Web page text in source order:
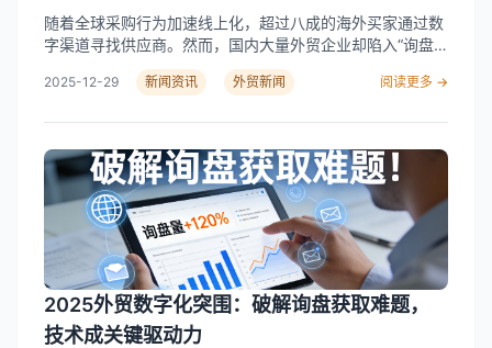
互交织，构成了企业数字化升级必须打通的“任督二脉”。 破
局关键：从“单点工具”到“全链路协同”的思维跃迁 破解上述
困局，关键在于改变思维方式——从采购零散的“单点工具”
转向构建前后贯通的“协同能力”。这要求解决方案必须同时
为基石，并能够通过AI算法进行深度挖掘。例如，企芯科技
所构建的系统整合了覆盖190多个国家的海关数据，通过机
器学习模型分析采购商行为，能有效筛选出高潜力的目标客
户，并将优质流量精准引导至企业的独立站或社媒页面，从
源头提升线索质量。 其次是 “无缝打通的协同中枢” 。优秀
的解决方案应能充当企业的“数据中台”，无缝连接独立站、
电商平台、社交媒体与内部CRM、ERP系统，实现信息流、
商流、物流的实时同步与统一管理，彻底打破数据孤岛，让
运营团队能够基于完整视图做出高效决策。 最后是 “前瞻主
随着全球采购行为加速线上化，超过八成的海外买家通过数
字渠道寻找供应商。然而，国内大量外贸企业却陷入“询盘
数量不少，有效线索不多”的困境。行业数据显示，多数企
业正面临垃圾询盘泛滥、多渠道线索混乱、转化流程脱节等
字化转型成为企业突破增长瓶颈的关键。 当前普遍存在的四
大痛点： 面对这些系统性问题，市场涌现出以外贸全链路数
字化为方向的服务商。例如，专注于该领域的企芯科技，其
解决方案通过整合AI智能识别、多渠道数据协同与闭环管
理，试图系统性地应对上述挑战。其服务主要面向寻求数字
化转型的中小型外贸企业及初创团队，覆盖制造业、化工、
消费品等多个行业。 解决方案的核心价值维度： 选择策略
与避坑指南 企业在选型时常陷入“功能堆砌”或“过度依赖单
一渠道”的误区。建议从以下三个维度进行审慎评估： 总结
2025-12-29 新闻资讯 外贸新闻 阅读更多 →
2025外贸数字化突围：破解询盘获取难题，
技术成关键驱动力